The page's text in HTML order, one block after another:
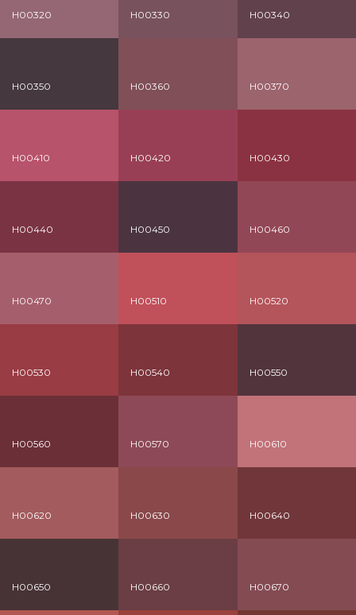
H00320 H00330 H00340
H00350 H00360 H00370
H00410 H00420 H00430
H00440 H00450 H00460
H00470 H00510 H00520
H00530 H00540 H00550
H00560 H00570 H00610
H00620 H00630 H00640
H00650 H00660 H00670